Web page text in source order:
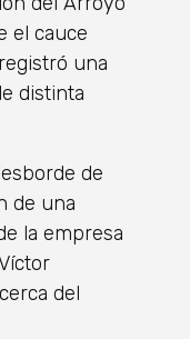
el cauce
una
distinta
de
de una
la empresa
del